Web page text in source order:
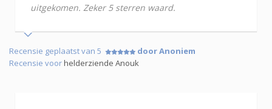
uitgekomen. Zeker 5 sterren waard.
Recensie geplaatst van 5
door Anoniem
Recensie voorhelderziende Anouk